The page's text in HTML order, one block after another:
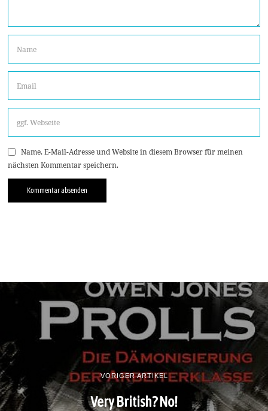
Name, E-Mail-Adresse und Website in diesem Browser für meinen
nächsten Kommentar speichern.
VORIGER ARTIKEL
Very British? No!